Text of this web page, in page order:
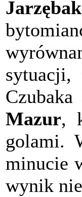
Jarzębak
sytuacji,
Mazur,
golami.
minucie
wynik